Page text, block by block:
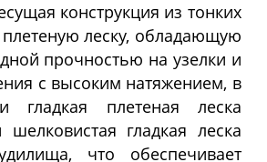
конструкция из тонких
леску, обладающую
прочностью на узелки и
с высоким натяжением, в
гладкая плетеная леска
гладкая леска
что обеспечивает